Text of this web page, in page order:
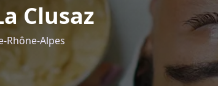
Clusaz
Rhône-Alpes